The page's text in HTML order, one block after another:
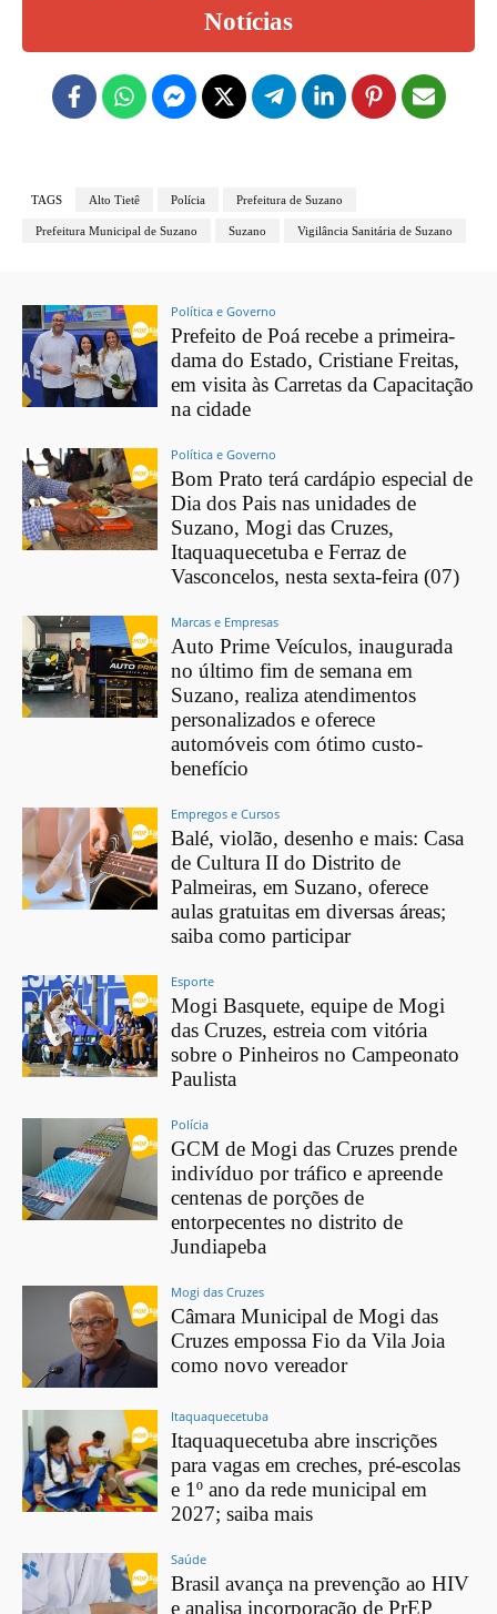
Notícias
TAGS Alto Tietê Polícia Prefeitura de Suzano
Prefeitura Municipal de Suzano Suzano Vigilância Sanitária de Suzano
Política e Governo
Prefeito de Poá recebe a primeira-
dama do Estado, Cristiane Freitas,
em visita às Carretas da Capacitação
na cidade
Política e Governo
Bom Prato terá cardápio especial de
Dia dos Pais nas unidades de
Suzano, Mogi das Cruzes,
Itaquaquecetuba e Ferraz de
Vasconcelos, nesta sexta-feira (07)
Marcas e Empresas
Auto Prime Veículos, inaugurada
no último fim de semana em
Suzano, realiza atendimentos
personalizados e oferece
automóveis com ótimo custo-
benefício
Empregos e Cursos
Balé, violão, desenho e mais: Casa
de Cultura II do Distrito de
Palmeiras, em Suzano, oferece
aulas gratuitas em diversas áreas;
saiba como participar
Esporte
Mogi Basquete, equipe de Mogi
das Cruzes, estreia com vitória
sobre o Pinheiros no Campeonato
Paulista
Polícia
GCM de Mogi das Cruzes prende
indivíduo por tráfico e apreende
centenas de porções de
entorpecentes no distrito de
Jundiapeba
Mogi das Cruzes
Câmara Municipal de Mogi das
Cruzes empossa Fio da Vila Joia
como novo vereador
Itaquaquecetuba
Itaquaquecetuba abre inscrições
para vagas em creches, pré-escolas
e 1º ano da rede municipal em
2027; saiba mais
Saúde
Brasil avança na prevenção ao HIV
e analisa incorporação de PrEP